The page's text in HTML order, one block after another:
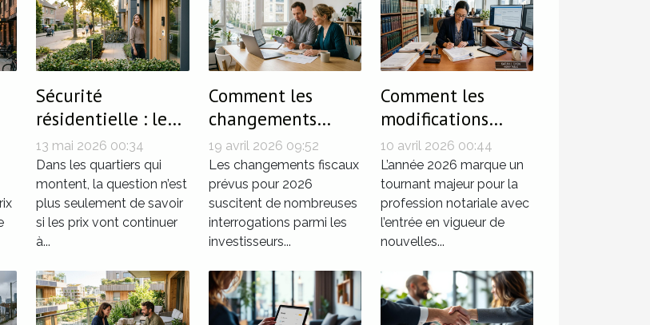
Sécurité
résidentielle : le
détail qui change
la donne dans
l’essor d’un
quartier
13 mai 2026 00:34
Dans les quartiers qui
montent, la question n’est
plus seulement de savoir
si les prix vont continuer
à...
Comment les
changements
fiscaux de 2026
affecteront vos
investissements
immobiliers ?
19 avril 2026 09:52
Les changements fiscaux
prévus pour 2026
suscitent de nombreuses
interrogations parmi les
investisseurs...
Comment les
modifications
législatives de
2026 influencent-
elles les notaires ?
10 avril 2026 00:44
L’année 2026 marque un
tournant majeur pour la
profession notariale avec
l’entrée en vigueur de
nouvelles...